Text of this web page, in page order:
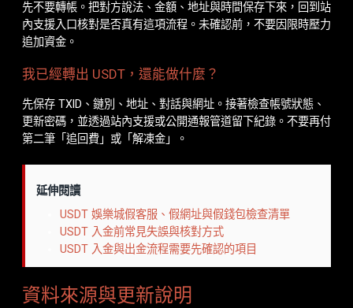
先不要轉帳。把對方說法、金額、地址與時間保存下來，回到站
內支援入口核對是否真有這項流程。未確認前，不要因限時壓力
追加資金。
我已經轉出 USDT，還能做什麼？
先保存 TXID、鏈別、地址、對話與網址。接著檢查帳號狀態、
更新密碼，並透過站內支援或公開通報管道留下紀錄。不要再付
第二筆「追回費」或「解凍金」。
延伸閱讀
USDT 娛樂城假客服、假網址與假錢包檢查清單
USDT 入金前常見失誤與核對方式
USDT 入金與出金流程需要先確認的項目
資料來源與更新說明